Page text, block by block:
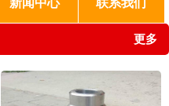
新闻中心 联系我们
更多